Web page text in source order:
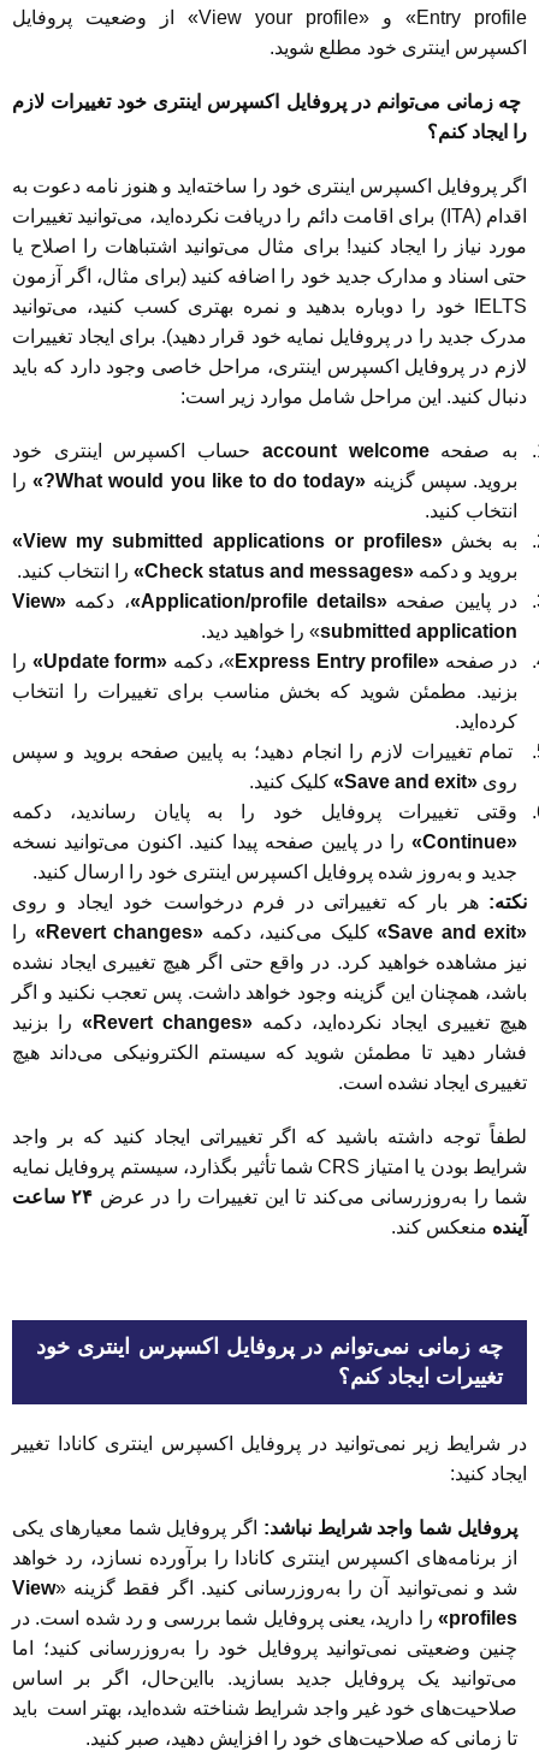
Entry profile» و «View your profile» از وضعیت پروفایل
اکسپرس اینتری خود مطلع شوید.
چه زمانی می‌توانم در پروفایل اکسپرس اینتری خود تغییرات لازم
را ایجاد کنم؟
اگر پروفایل اکسپرس اینتری خود را ساخته‌اید و هنوز نامه دعوت به
اقدام (ITA) برای اقامت دائم را دریافت نکرده‌اید، می‌توانید تغییرات
مورد نیاز را ایجاد کنید! برای مثال می‌توانید اشتباهات را اصلاح یا
حتی اسناد و مدارک جدید خود را اضافه کنید (برای مثال، اگر آزمون
IELTS خود را دوباره بدهید و نمره بهتری کسب کنید، می‌توانید
مدرک جدید را در پروفایل نمایه خود قرار دهید). برای ایجاد تغییرات
لازم در پروفایل اکسپرس اینتری، مراحل خاصی وجود دارد که باید
دنبال کنید. این مراحل شامل موارد زیر است:
به صفحهaccount welcome
حساب اکسپرس اینتری خود
بروید. سپس گزینه «What would you like to do today?»
را
انتخاب کنید.
به بخش«View my submitted applications or profiles»
بروید و دکمه «Check status and messages»
را انتخاب کنید.
در پایین صفحه «Application/profile details» ، دکمه
«View
submitted application» را خواهید دید.
در صفحه «Express Entry profile »، دکمه «Update form»
را
بزنید. مطمئن شوید که بخش مناسب برای تغییرات را انتخاب
کرده‌اید.
تمام تغییرات لازم را انجام دهید؛ به پایین صفحه بروید و سپس
روی «Save and exit»
کلیک کنید.
وقتی تغییرات پروفایل خود را به پایان رساندید، دکمه
«Continue»
را در پایین صفحه پیدا کنید. اکنون می‌توانید نسخه
جدید و به‌روز شده پروفایل اکسپرس اینتری خود را ارسال کنید.
نکته: هر بار که تغییراتی در فرم درخواست خود ایجاد و روی
«Save and exit»
کلیک می‌کنید، دکمه «Revert changes»
را
نیز مشاهده خواهید کرد. در واقع حتی اگر هیچ تغییری ایجاد نشده
باشد، همچنان این گزینه وجود خواهد داشت. پس تعجب نکنید و اگر
هیچ تغییری ایجاد نکرده‌اید، دکمه «Revert changes»
را بزنید
فشار دهید تا مطمئن شوید که سیستم الکترونیکی می‌داند هیچ
تغییری ایجاد نشده است.
لطفاً توجه داشته باشید که اگر تغییراتی ایجاد کنید که بر واجد
شرایط بودن یا امتیاز CRS شما تأثیر بگذارد، سیستم پروفایل نمایه
شما را به‌روزرسانی می‌کند تا این تغییرات را در عرض
۲۴ ساعت
آینده منعکس کند.
چه زمانی نمی‌توانم در پروفایل اکسپرس اینتری خود
تغییرات ایجاد کنم؟
در شرایط زیر نمی‌توانید در پروفایل اکسپرس اینتری کانادا تغییر
ایجاد کنید:
پروفایل شما واجد شرایط نباشد: اگر پروفایل شما معیارهای یکی
از برنامه‌های اکسپرس اینتری کانادا را برآورده نسازد، رد خواهد
شد و نمی‌توانید آن را به‌روزرسانی کنید. اگر فقط گزینه «View
profiles»
را دارید، یعنی پروفایل شما بررسی و رد شده است. در
چنین وضعیتی نمی‌توانید پروفایل خود را به‌روزرسانی کنید؛ اما
می‌توانید یک پروفایل جدید بسازید. بااین‌حال، اگر بر اساس
صلاحیت‌های خود غیر واجد شرایط شناخته شده‌اید، بهتر است باید
تا زمانی که صلاحیت‌های خود را افزایش دهید، صبر کنید.